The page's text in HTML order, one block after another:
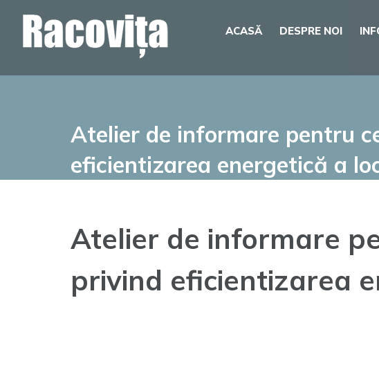
ACASĂ DESPRE NOI
Atelier de informare pentru
eficientizarea energetică a
Atelier de informare
privind eficientizarea